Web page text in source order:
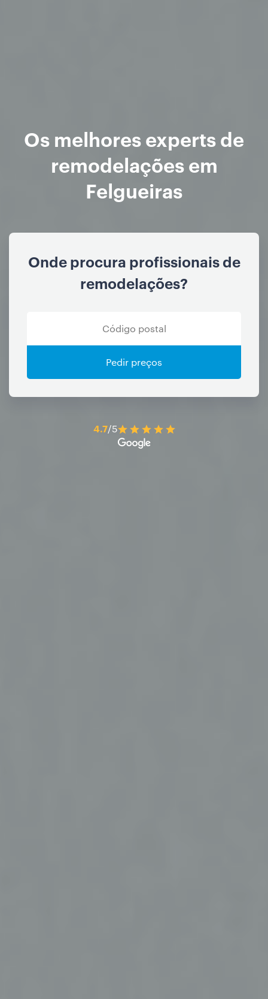
Os melhores experts de
remodelações em
Felgueiras
Onde procura profissionais de
remodelações?
Pedir preços
4.7/5